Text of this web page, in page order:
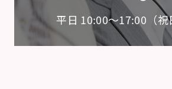
平日 10:00〜17:00（祝